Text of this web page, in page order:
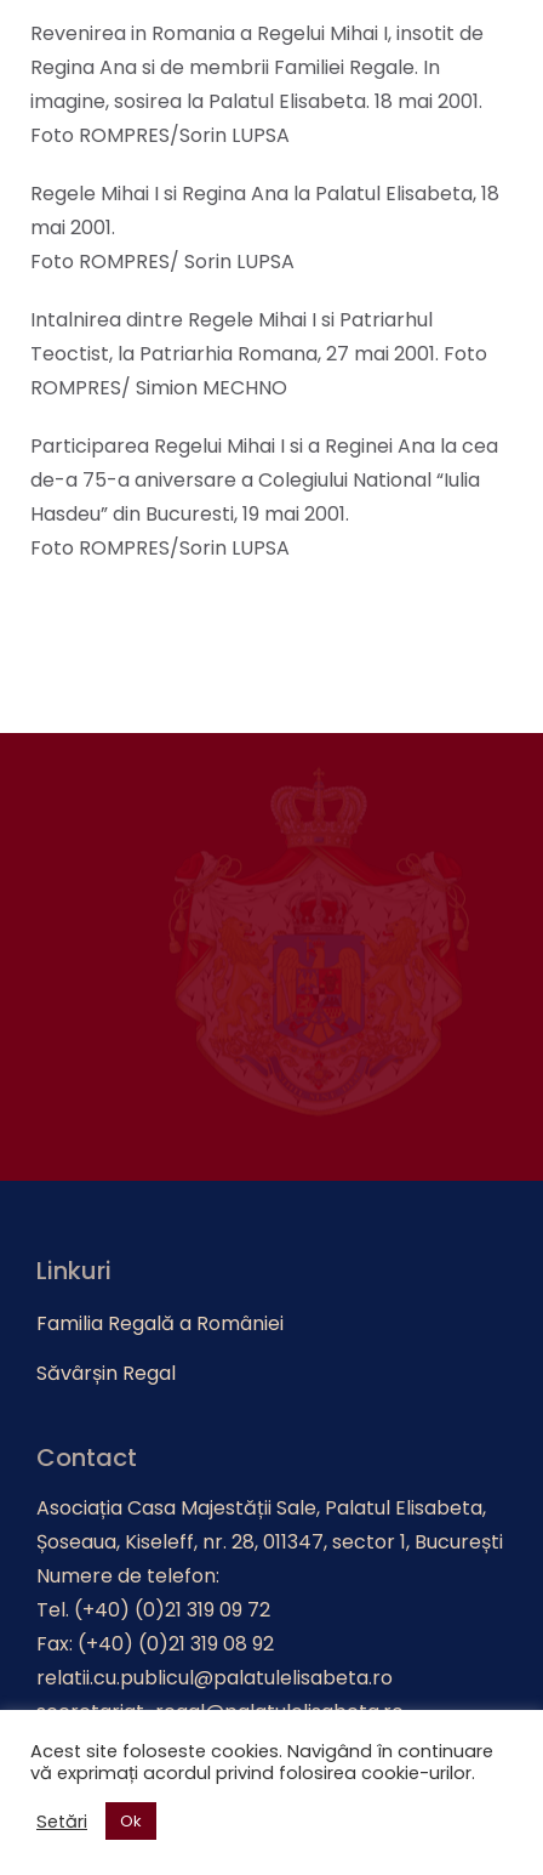
Revenirea in Romania a Regelui Mihai I, insotit de
Regina Ana si de membrii Familiei Regale. In
imagine, sosirea la Palatul Elisabeta. 18 mai 2001.
Foto ROMPRES/Sorin LUPSA
Regele Mihai I si Regina Ana la Palatul Elisabeta, 18
mai 2001.
Foto ROMPRES/ Sorin LUPSA
Intalnirea dintre Regele Mihai I si Patriarhul
Teoctist, la Patriarhia Romana, 27 mai 2001. Foto
ROMPRES/ Simion MECHNO
Participarea Regelui Mihai I si a Reginei Ana la cea
de-a 75-a aniversare a Colegiului National “Iulia
Hasdeu” din Bucuresti, 19 mai 2001.
Foto ROMPRES/Sorin LUPSA
Linkuri
Familia Regală a României
Săvârșin Regal
Contact
Asociația Casa Majestății Sale, Palatul Elisabeta,
Șoseaua, Kiseleff, nr. 28, 011347, sector 1, București
Numere de telefon:
Tel. (+40) (0)21 319 09 72
Fax: (+40) (0)21 319 08 92
relatii.cu.publicul@palatulelisabeta.ro
secretariat-regal@palatulelisabeta.ro
Realizat deAdvertica.
Acest site foloseste cookies. Navigând în continuare
vă exprimați acordul privind folosirea cookie-urilor.
Setări
Ok